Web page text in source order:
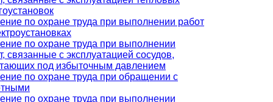
по охране труда при выполнении работ
по охране труда при выполнении
связанные с эксплуатацией сосудов,
под избыточным давлением
по охране труда при обращении с
по охране труда при выполнении